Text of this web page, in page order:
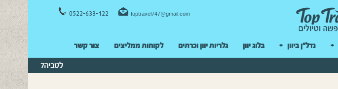
0522-633-122 toptravel747@gmail.com
נדל"ן ביוון בלוג יוון גלריות יוון וכרתים לקוחות ממליצים צור קשר
לטביה7